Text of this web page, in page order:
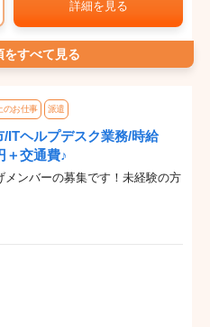
詳細を見る
をすべて見る
のお仕事 派遣
/ITヘルプデスク業務/時給
＋交通費♪
メンバーの募集です！未経験の方